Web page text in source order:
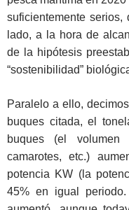
suficientemente
lado, a la hora de
de la hipótesis
“sostenibilidad”
Paralelo a ello,
buques citada, el
buques (el volumen
camarotes, etc.)
potencia KW (la
45% en igual